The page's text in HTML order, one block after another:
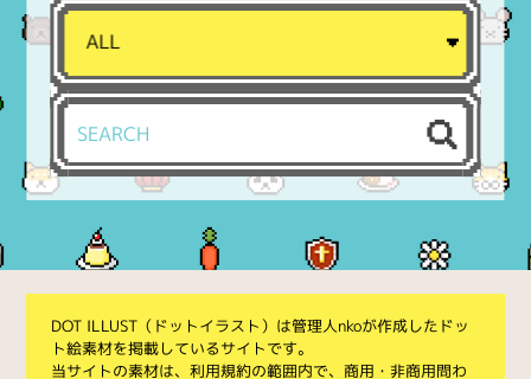
DOT ILLUST（ドットイラスト）は管理人nkoが作成したドッ
ト絵素材を掲載しているサイトです。
当サイトの素材は、利用規約の範囲内で、商用・非商用問わ